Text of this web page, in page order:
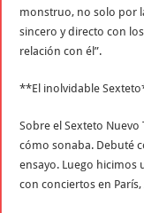
monstruo, no solo por
sincero y directo con
relación con él”.
**El inolvidable
Sobre el Sexteto
cómo sonaba. Debuté
ensayo. Luego hicimos
con conciertos en